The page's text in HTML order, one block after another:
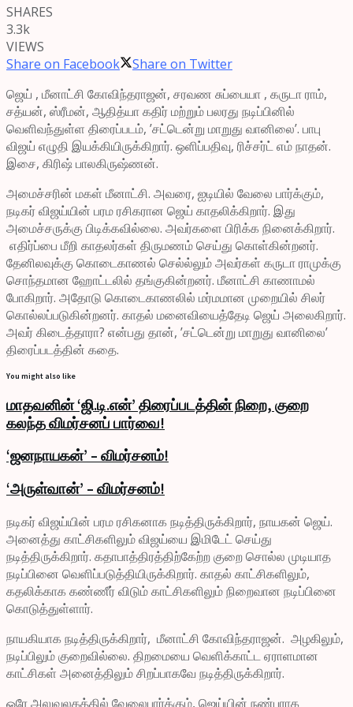
SHARES
3.3k
VIEWS
Share on Facebook
Share on Twitter
ஜெய் , மீனாட்சி கோவிந்தராஜன், சரவண சுப்பையா , கருடா ராம்,
சத்யன், ஸ்ரீமன், ஆதித்யா கதிர் மற்றும் பலரது நடிப்பினில்
வெளிவந்துள்ள திரைப்படம், ’சட்டென்று மாறுது வானிலை’. பாபு
விஜய் எழுதி இயக்கியிருக்கிறார். ஒளிப்பதிவு, ரிச்சர்ட் எம் நாதன்.
இசை, கிரிஷ் பாலகிருஷ்ணன்.
அமைச்சரின் மகள் மீனாட்சி. அவரை, ஐடியில் வேலை பார்க்கும்,
நடிகர் விஜய்யின் பரம ரசிகரான ஜெய் காதலிக்கிறார். இது
அமைச்சருக்கு பிடிக்கவில்லை. அவர்களை பிரிக்க நினைக்கிறார்.
எதிர்ப்பை மீறி காதலர்கள் திருமணம் செய்து கொள்கின்றனர்.
தேனிலவுக்கு கொடைகாணல் செல்ல்லும் அவர்கள் கருடா ராமுக்கு
சொந்தமான ஹோட்டலில் தங்குகின்றனர். மீனாட்சி காணாமல்
போகிறார். அதோடு கொடைகாணலில் மர்மமான முறையில் சிலர்
கொல்லப்படுகின்றனர். காதல் மனைவியைத்தேடி ஜெய் அலைகிறார்.
அவர் கிடைத்தாரா? என்பது தான், ’சட்டென்று மாறுது வானிலை’
திரைப்படத்தின் கதை.
You might also like
மாதவனின் ‘ஜி.டி.என்’ திரைப்படத்தின் நிறை, குறை
கலந்த விமர்சனப் பார்வை!
‘ஜனநாயகன்’ – விமர்சனம்!
‘அருள்வான்’ – விமர்சனம்!
நடிகர் விஜய்யின் பரம ரசிகனாக நடித்திருக்கிறார், நாயகன் ஜெய்.
அனைத்து காட்சிகளிலும் விஜய்யை இமிடேட் செய்து
நடித்திருக்கிறார். கதாபாத்திரத்திற்கேற்ற குறை சொல்ல முடியாத
நடிப்பினை வெளிப்படுத்தியிருக்கிறார். காதல் காட்சிகளிலும்,
கதலிக்காக கண்ணீர் விடும் காட்சிகளிலும் நிறைவான நடிப்பினை
கொடுத்துள்ளார்.
நாயகியாக நடித்திருக்கிறார், மீனாட்சி கோவிந்தராஜன். அழகிலும்,
நடிப்பிலும் குறைவில்லை. திறமையை வெளிக்காட்ட ஏராளமான
காட்சிகள் அனைத்திலும் சிறப்பாகவே நடித்திருக்கிறார்.
ஒரே அலுவலகத்தில் வேலைபார்க்கும், ஜெய்யின் நண்பராக